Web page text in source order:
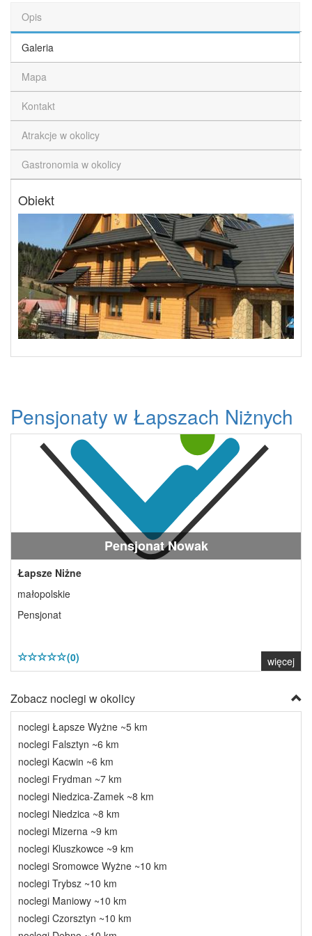
Opis
Galeria
Mapa
Kontakt
Atrakcje w okolicy
Gastronomia w okolicy
Obiekt
Pensjonaty w Łapszach Niżnych
Pensjonat Nowak
Łapsze Niżne
małopolskie
Pensjonat
(0) więcej
Zobacz noclegi w okolicy
noclegi Łapsze Wyżne ~5 km
noclegi Falsztyn ~6 km
noclegi Kacwin ~6 km
noclegi Frydman ~7 km
noclegi Niedzica-Zamek ~8 km
noclegi Niedzica ~8 km
noclegi Mizerna ~9 km
noclegi Kluszkowce ~9 km
noclegi Sromowce Wyżne ~10 km
noclegi Trybsz ~10 km
noclegi Maniowy ~10 km
noclegi Czorsztyn ~10 km